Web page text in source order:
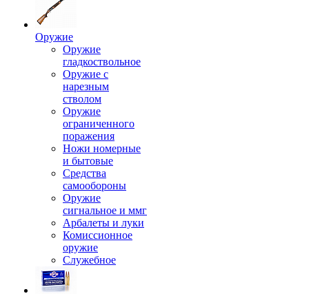
Оружие
Оружие
гладкоствольное
Оружие с
нарезным
стволом
Оружие
ограниченного
поражения
Ножи номерные
и бытовые
Средства
самообороны
Оружие
сигнальное и ммг
Арбалеты и луки
Комиссионное
оружие
Служебное